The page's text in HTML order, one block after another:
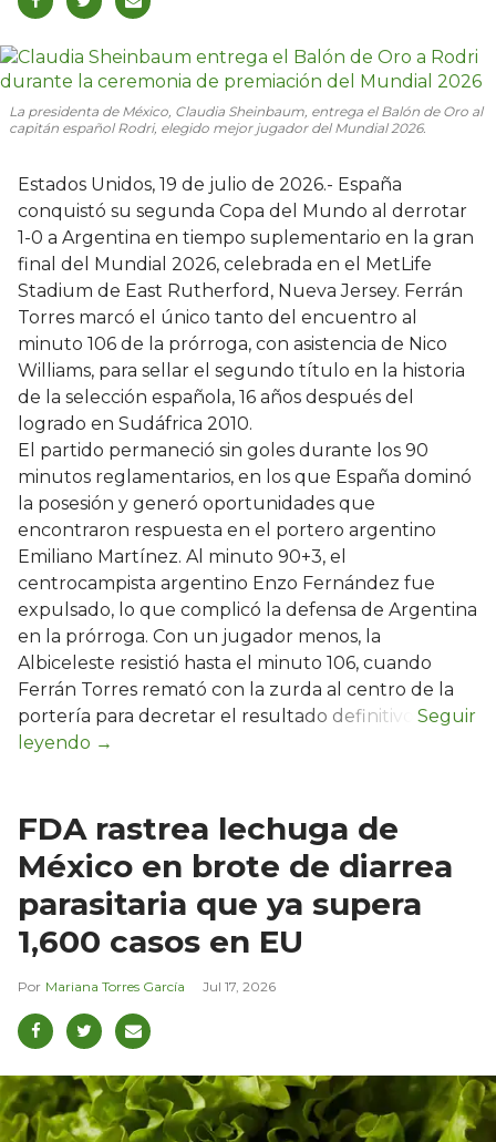
La presidenta de México, Claudia Sheinbaum, entrega el Balón de Oro al
capitán español Rodri, elegido mejor jugador del Mundial 2026.
Estados Unidos, 19 de julio de 2026.- España
conquistó su segunda Copa del Mundo al derrotar
1-0 a Argentina en tiempo suplementario en la gran
final del Mundial 2026, celebrada en el MetLife
Stadium de East Rutherford, Nueva Jersey. Ferrán
Torres marcó el único tanto del encuentro al
minuto 106 de la prórroga, con asistencia de Nico
Williams, para sellar el segundo título en la historia
de la selección española, 16 años después del
logrado en Sudáfrica 2010.
El partido permaneció sin goles durante los 90
minutos reglamentarios, en los que España dominó
la posesión y generó oportunidades que
encontraron respuesta en el portero argentino
Emiliano Martínez. Al minuto 90+3, el
centrocampista argentino Enzo Fernández fue
expulsado, lo que complicó la defensa de Argentina
en la prórroga. Con un jugador menos, la
Albiceleste resistió hasta el minuto 106, cuando
Ferrán Torres remató con la zurda al centro de la
portería para decretar el resultado definitivo.
FDA rastrea lechuga de
México en brote de diarrea
parasitaria que ya supera
1,600 casos en EU
Mariana Torres García Jul 17, 2026